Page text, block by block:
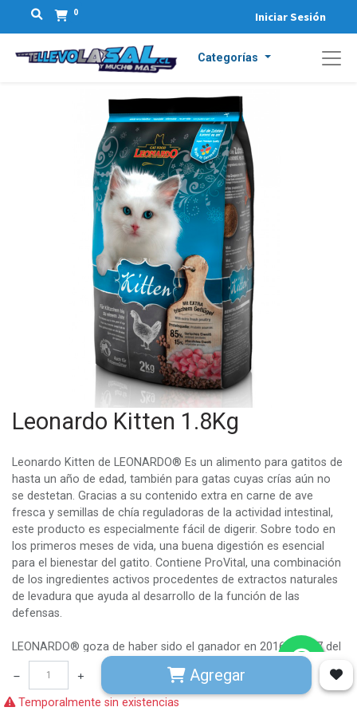
0 Iniciar Sesión
Categorías
Leonardo Kitten 1.8Kg
Leonardo Kitten de LEONARDO® Es un alimento para gatitos de
hasta un año de edad, también para gatas cuyas crías aún no
se destetan. Gracias a su contenido extra en carne de ave
fresca y semillas de chía reguladoras de la actividad intestinal,
este producto es especialmente fácil de digerir. Sobre todo en
los primeros meses de vida, una buena digestión es esencial
para el bienestar del gatito. Contiene ProVital, una combinación
de los ingredientes activos procedentes de extractos naturales
de levadura que ayuda al desarrollo de la función de las
defensas.
LEONARDO® goza de haber sido el ganador en 2016 y 2017 del
premio al producto más novedoso del año en comercios
alemanes. Solo con pasión se puede transformar algo bueno
en algo especial. Este entusiasmo lo comparten desde hace
Agregar
Temporalmente sin existencias